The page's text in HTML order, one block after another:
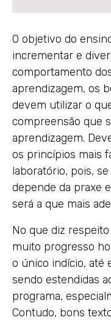
O objetivo do
incrementar e
comportamento
aprendizagem, os
devem utilizar o
compreensão que
aprendizagem.
os princípios mais
laboratório, pois,
depende da praxe
será a que mais
No que diz
muito progresso
o único indício, até
sendo estendidas
programa,
Contudo, bons